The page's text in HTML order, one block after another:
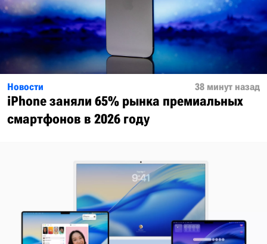
Новости 38 минут назад
iPhone заняли 65% рынка премиальных
смартфонов в 2026 году